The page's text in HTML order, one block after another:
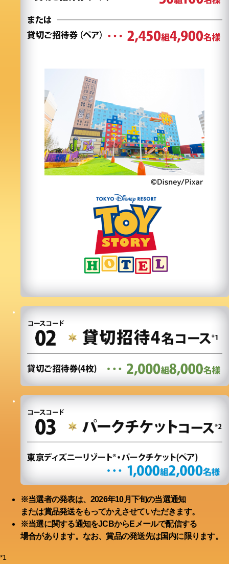
※当選者の発表は、2026年10月下旬の当選通知
または賞品発送をもってかえさせていただきます。
※当選に関する通知をJCBからEメールで配信する
場合があります。なお、賞品の発送先は国内に限ります。
*1